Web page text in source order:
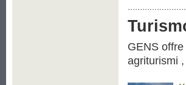
GENS
agriturismi